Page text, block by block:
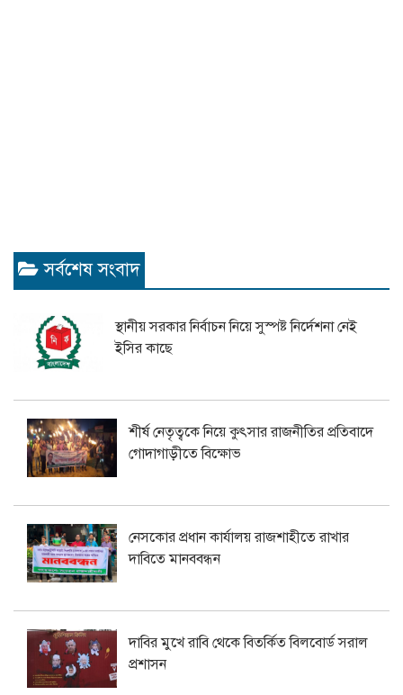
সর্বশেষ সংবাদ
স্থানীয় সরকার নির্বাচন নিয়ে সুস্পষ্ট নির্দেশনা নেই
ইসির কাছে
শীর্ষ নেতৃত্বকে নিয়ে কুৎসার রাজনীতির প্রতিবাদে
গোদাগাড়ীতে বিক্ষোভ
নেসকোর প্রধান কার্যালয় রাজশাহীতে রাখার
দাবিতে মানববন্ধন
দাবির মুখে রাবি থেকে বিতর্কিত বিলবোর্ড সরাল
প্রশাসন